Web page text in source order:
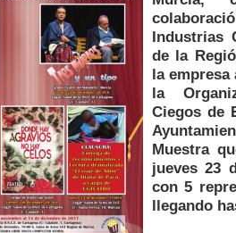
Industrias
de la
la
la
Ciegos de
Muestra
jueves 23
con 5
llegando